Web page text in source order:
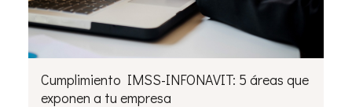
Cumplimiento IMSS-INFONAVIT: 5 áreas que
exponen a tu empresa